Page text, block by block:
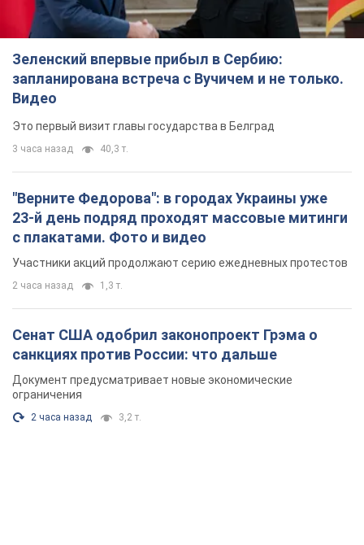
Зеленский впервые прибыл в Сербию:
запланирована встреча с Вучичем и не только.
Видео
Это первый визит главы государства в Белград
3 часа назад 40,3 т.
"Верните Федорова": в городах Украины уже
23-й день подряд проходят массовые митинги
с плакатами. Фото и видео
Участники акций продолжают серию ежедневных протестов
2 часа назад 1,3 т.
Сенат США одобрил законопроект Грэма о
санкциях против России: что дальше
Документ предусматривает новые экономические
ограничения
2 часа назад 3,2 т.